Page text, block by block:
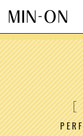
HOME ＞ 公演案内
［